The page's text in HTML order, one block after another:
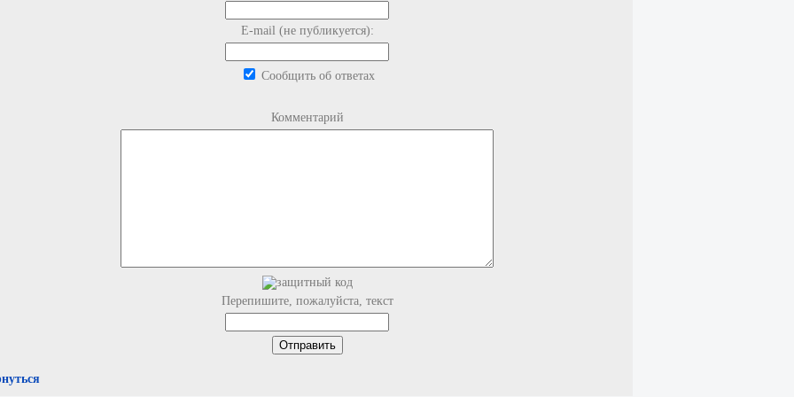
E-mail (не публикуется):
Сообщить об ответах
Комментарий
Перепишите, пожалуйста, текст